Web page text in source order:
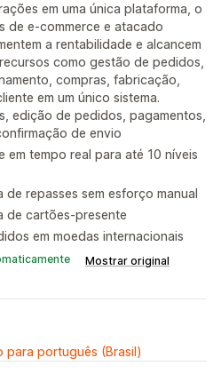
em uma única plataforma, o
de e-commerce e atacado
a rentabilidade e alcancem
como gestão de pedidos,
compras, fabricação,
em um único sistema.
edição de pedidos, pagamentos,
de envio
em tempo real para até 10 níveis
repasses sem esforço manual
de cartões-presente
em moedas internacionais
Mostrar original
para português (Brasil)